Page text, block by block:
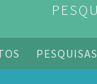
PESQUISAS